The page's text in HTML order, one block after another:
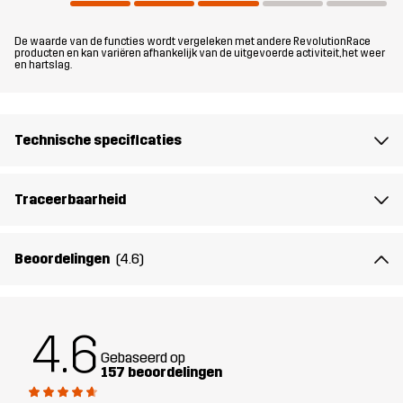
Materiál 1 100% Polyester (Gerecycled)
Materiaal 1
100% Polyester
Mesh 100% Polyester
Ademend vermogen: 20 000 g/m²/24h
Duurzaamheid
lees hier
De waarde van de functies wordt vergeleken met andere RevolutionRace
producten en kan variëren afhankelijk van de uitgevoerde activiteit, het weer
en hartslag.
Technische specificaties
Traceerbaarheid
Beoordelingen (4.6)
4.6 Gebaseerd op
157 beoordelingen